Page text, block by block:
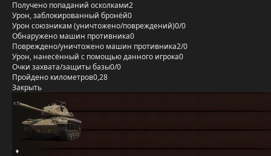
Получено попаданий осколками2
Урон, заблокированный бронёй0
Урон союзникам (уничтожено/повреждений)0/0
Обнаружено машин противника0
Повреждено/уничтожено машин противника2/0
Урон, нанесённый с помощью данного игрока0
Очки захвата/защиты базы0/0
Пройдено километров0,28
Закрыть